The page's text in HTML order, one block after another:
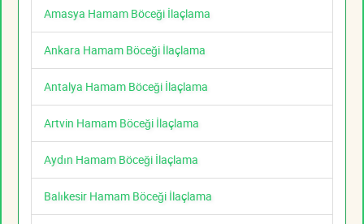
Amasya Hamam Böceği İlaçlama
Ankara Hamam Böceği İlaçlama
Antalya Hamam Böceği İlaçlama
Artvin Hamam Böceği İlaçlama
Aydın Hamam Böceği İlaçlama
Balıkesir Hamam Böceği İlaçlama